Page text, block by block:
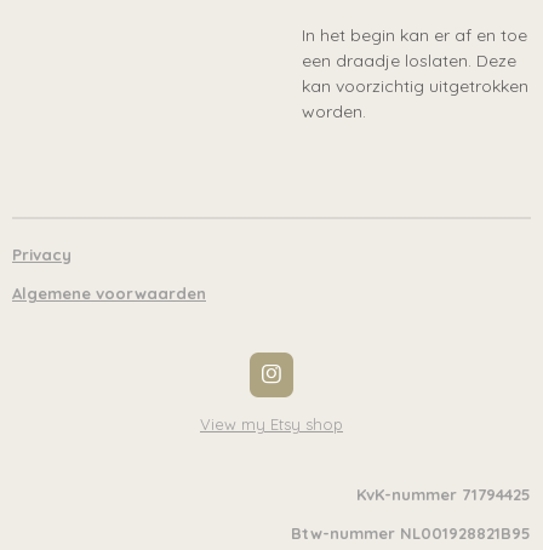
In het begin kan er af en toe
een draadje loslaten. Deze
kan voorzichtig uitgetrokken
worden.
Privacy
Algemene voorwaarden
I
n
s
View my Etsy shop
KvK-nummer 71794425
Btw-nummer NL001928821B95